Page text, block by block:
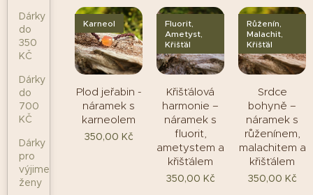
Dárky
do
350
KČ
Dárky
do
700
KČ
Dárky
pro
výjimečné
ženy
Plod jeřabin -
náramek s
karneolem
Karneol
350,00 Kč
Křišťálová
harmonie –
náramek s
fluorit,
ametystem a
křišťálem
Fluorit,
Ametyst,
Křišťál
350,00 Kč
Srdce
bohyně –
náramek s
růženínem,
malachitem a
křišťálem
Růženín,
Malachit,
Křišťál
350,00 Kč